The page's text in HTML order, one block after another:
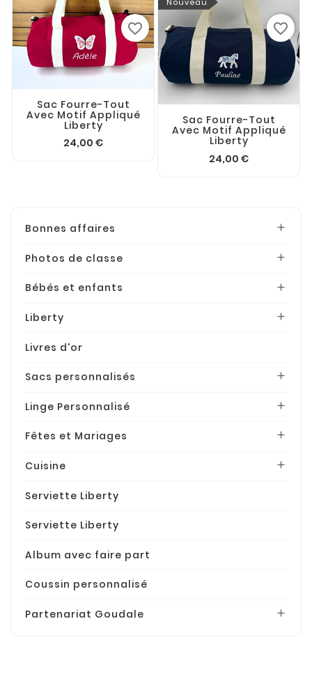
Sac Fourre-Tout
Avec Motif Appliqué
Liberty
24,00 €
favorite_border
Sac Fourre-Tout
Avec Motif Appliqué
Liberty
24,00 €
favorite_border
Bonnes affaires 
Photos de classe 
Bébés et enfants 
Liberty 
Livres d'or
Sacs personnalisés 
Linge Personnalisé 
Fêtes et Mariages 
Cuisine 
Serviette Liberty
Serviette Liberty
Album avec faire part
Coussin personnalisé
Partenariat Goudale 